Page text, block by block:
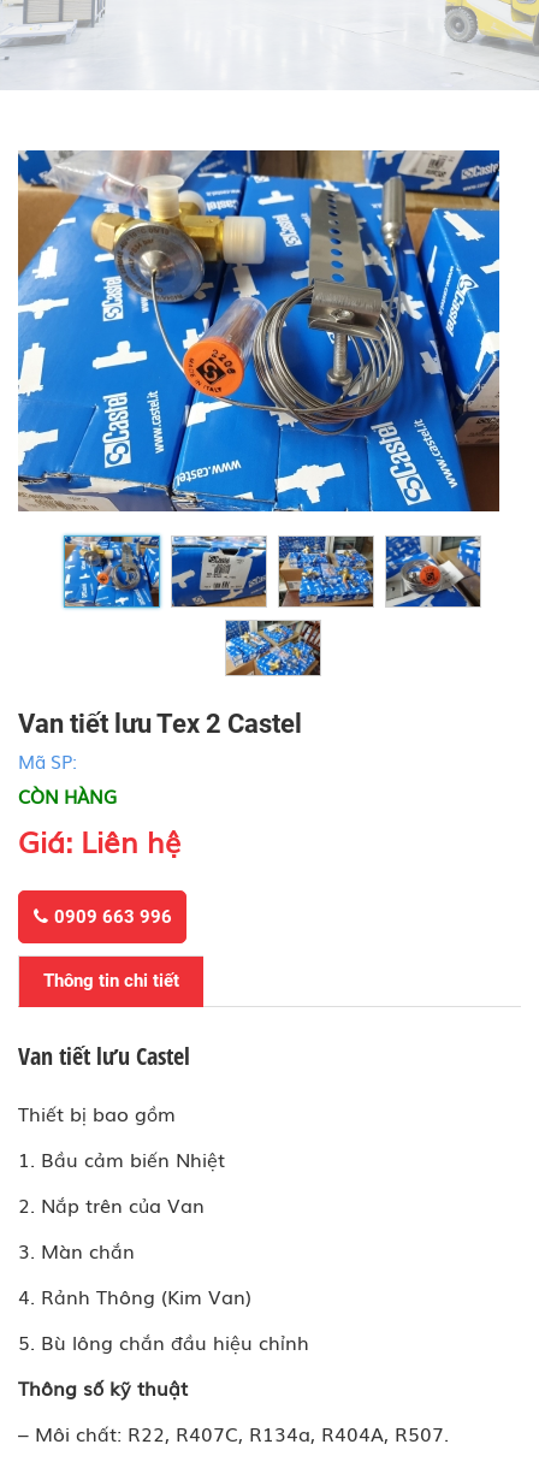
Van tiết lưu Tex 2 Castel
Mã SP:
CÒN HÀNG
Giá: Liên hệ
0909 663 996
Thông tin chi tiết
Van tiết lưu Castel
Thiết bị bao gồm
1. Bầu cảm biến Nhiệt
2. Nắp trên của Van
3. Màn chắn
4. Rảnh Thông (Kim Van)
5. Bù lông chắn đầu hiệu chỉnh
Thông số kỹ thuật
– Môi chất: R22, R407C, R134a, R404A, R507.